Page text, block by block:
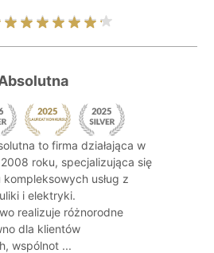
to firma działająca w
roku, specjalizująca się
usług z
i elektryki.
realizuje różnorodne
dla klientów
wspólnot ...